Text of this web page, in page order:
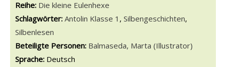
Reihe: Die kleine Eulenhexe
Schlagwörter: Antolin Klasse 1 , Silbengeschichten,
Silbenlesen
Beteiligte Personen: Suche nach dieser Beteiligten Person
Balmaseda, Marta (Illustrator)
Sprache: Deutsch